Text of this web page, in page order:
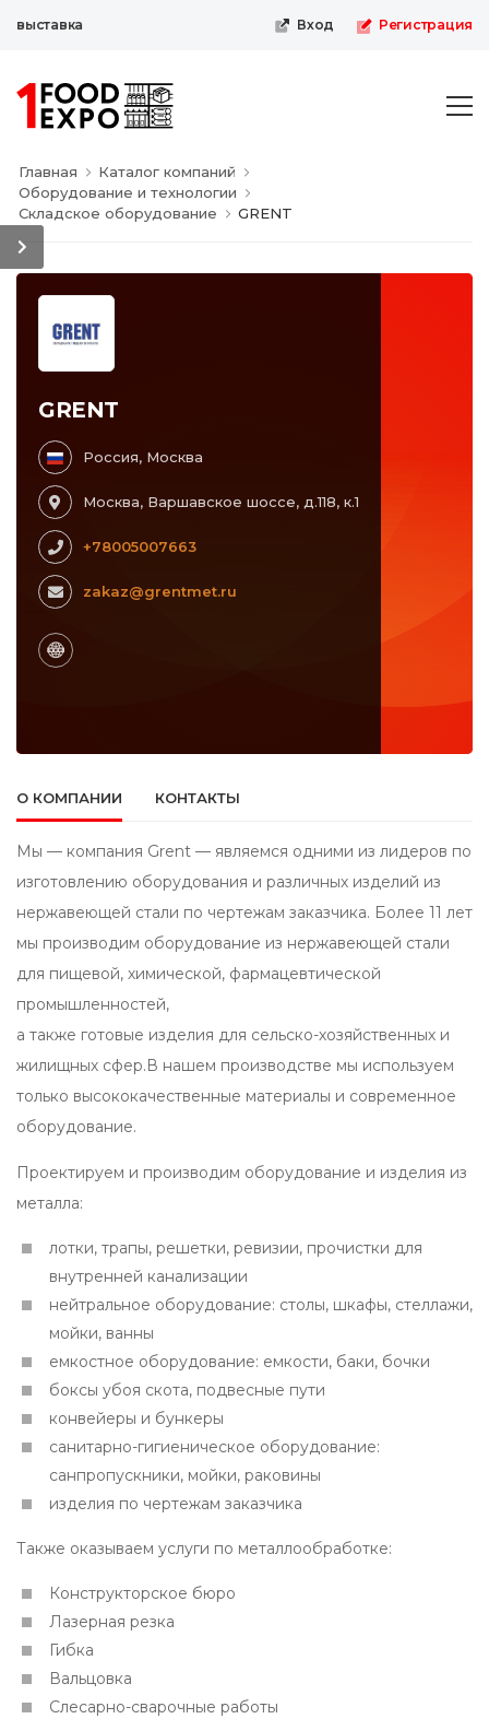
Вход Регистрация
Главная
Каталог компаний
Оборудование и технологии
Складское оборудование
GRENT
GRENT
Россия, Москва
Москва, Варшавское шоссе, д.118, к.1
+78005007663
zakaz@grentmet.ru
О КОМПАНИИ КОНТАКТЫ
Мы — компания Grent — являемся одними из лидеров по
изготовлению оборудования и различных изделий из
нержавеющей стали по чертежам заказчика. Более 11 лет
мы производим оборудование из нержавеющей стали
для пищевой, химической, фармацевтической
промышленностей,
а также готовые изделия для сельско-хозяйственных и
жилищных сфер.В нашем производстве мы используем
только высококачественные материалы и современное
оборудование.
Проектируем и производим оборудование и изделия из
металла:
лотки, трапы, решетки, ревизии, прочистки для
внутренней канализации
нейтральное оборудование: столы, шкафы, стеллажи,
мойки, ванны
емкостное оборудование: емкости, баки, бочки
боксы убоя скота, подвесные пути
конвейеры и бункеры
санитарно-гигиеническое оборудование:
санпропускники, мойки, раковины
изделия по чертежам заказчика
Также оказываем услуги по металлообработке:
Конструкторское бюро
Лазерная резка
Гибка
Вальцовка
Слесарно-сварочные работы